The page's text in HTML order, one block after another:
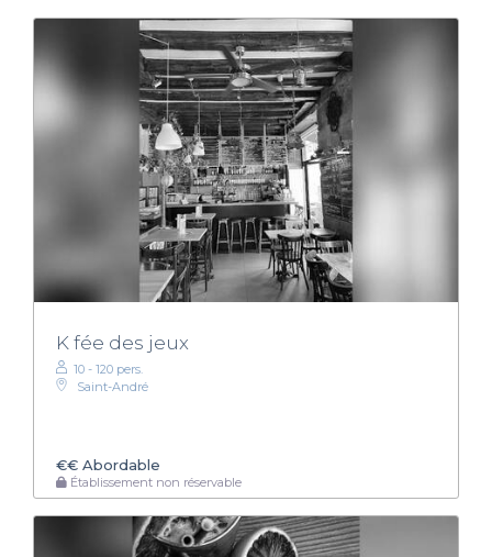
K fée des jeux
10 - 120 pers.
Saint-André
€€ Abordable
Établissement non réservable